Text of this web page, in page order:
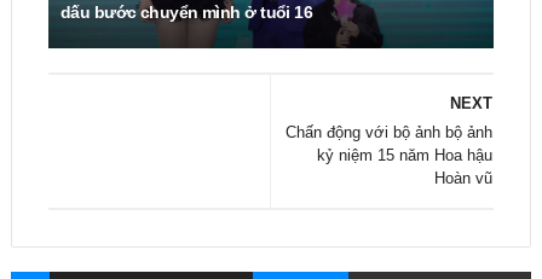
dấu bước chuyển mình ở tuổi 16
NEXT
Chấn động với bộ ảnh bộ ảnh
kỷ niệm 15 năm Hoa hậu
Hoàn vũ